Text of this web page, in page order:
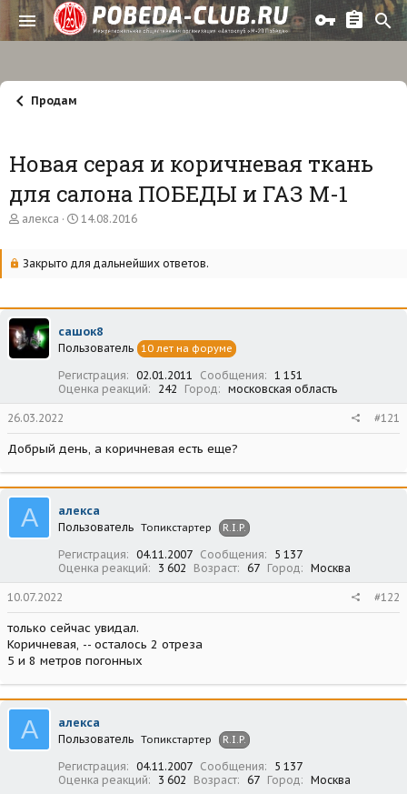
Продам
Новая серая и коричневая ткань
для салона ПОБЕДЫ и ГАЗ М-1
А
о
е
м
ы
алекса
Д
а
ч
л
а
14.08.2016
Закрыто для дальнейших ответов.
сашок8
Пользователь 10 лет на форуме
Регистрация 02.01.2011 Сообщения
1 151
Оценка реакций
242 Город московская область
26.03.2022 #121
Добрый день, а коричневая есть еще?
А алекса
Пользователь Топикстартер R.I.P.
Регистрация 04.11.2007 Сообщения
5 137
Оценка реакций
3 602 Возраст 67 Город Москва
10.07.2022 #122
только сейчас увидал.
Коричневая, -- осталось 2 отреза
5 и 8 метров погонных
А алекса
Пользователь Топикстартер R.I.P.
Регистрация 04.11.2007 Сообщения
5 137
Оценка реакций
3 602 Возраст 67 Город Москва